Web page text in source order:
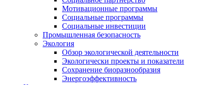
Мотивационные программы
Социальные программы
Социальные инвестиции
Промышленная безопасность
Экология
Обзор экологической деятельности
Экологически проекты и показатели
Сохранение биоразнообразия
Энергоэффективность